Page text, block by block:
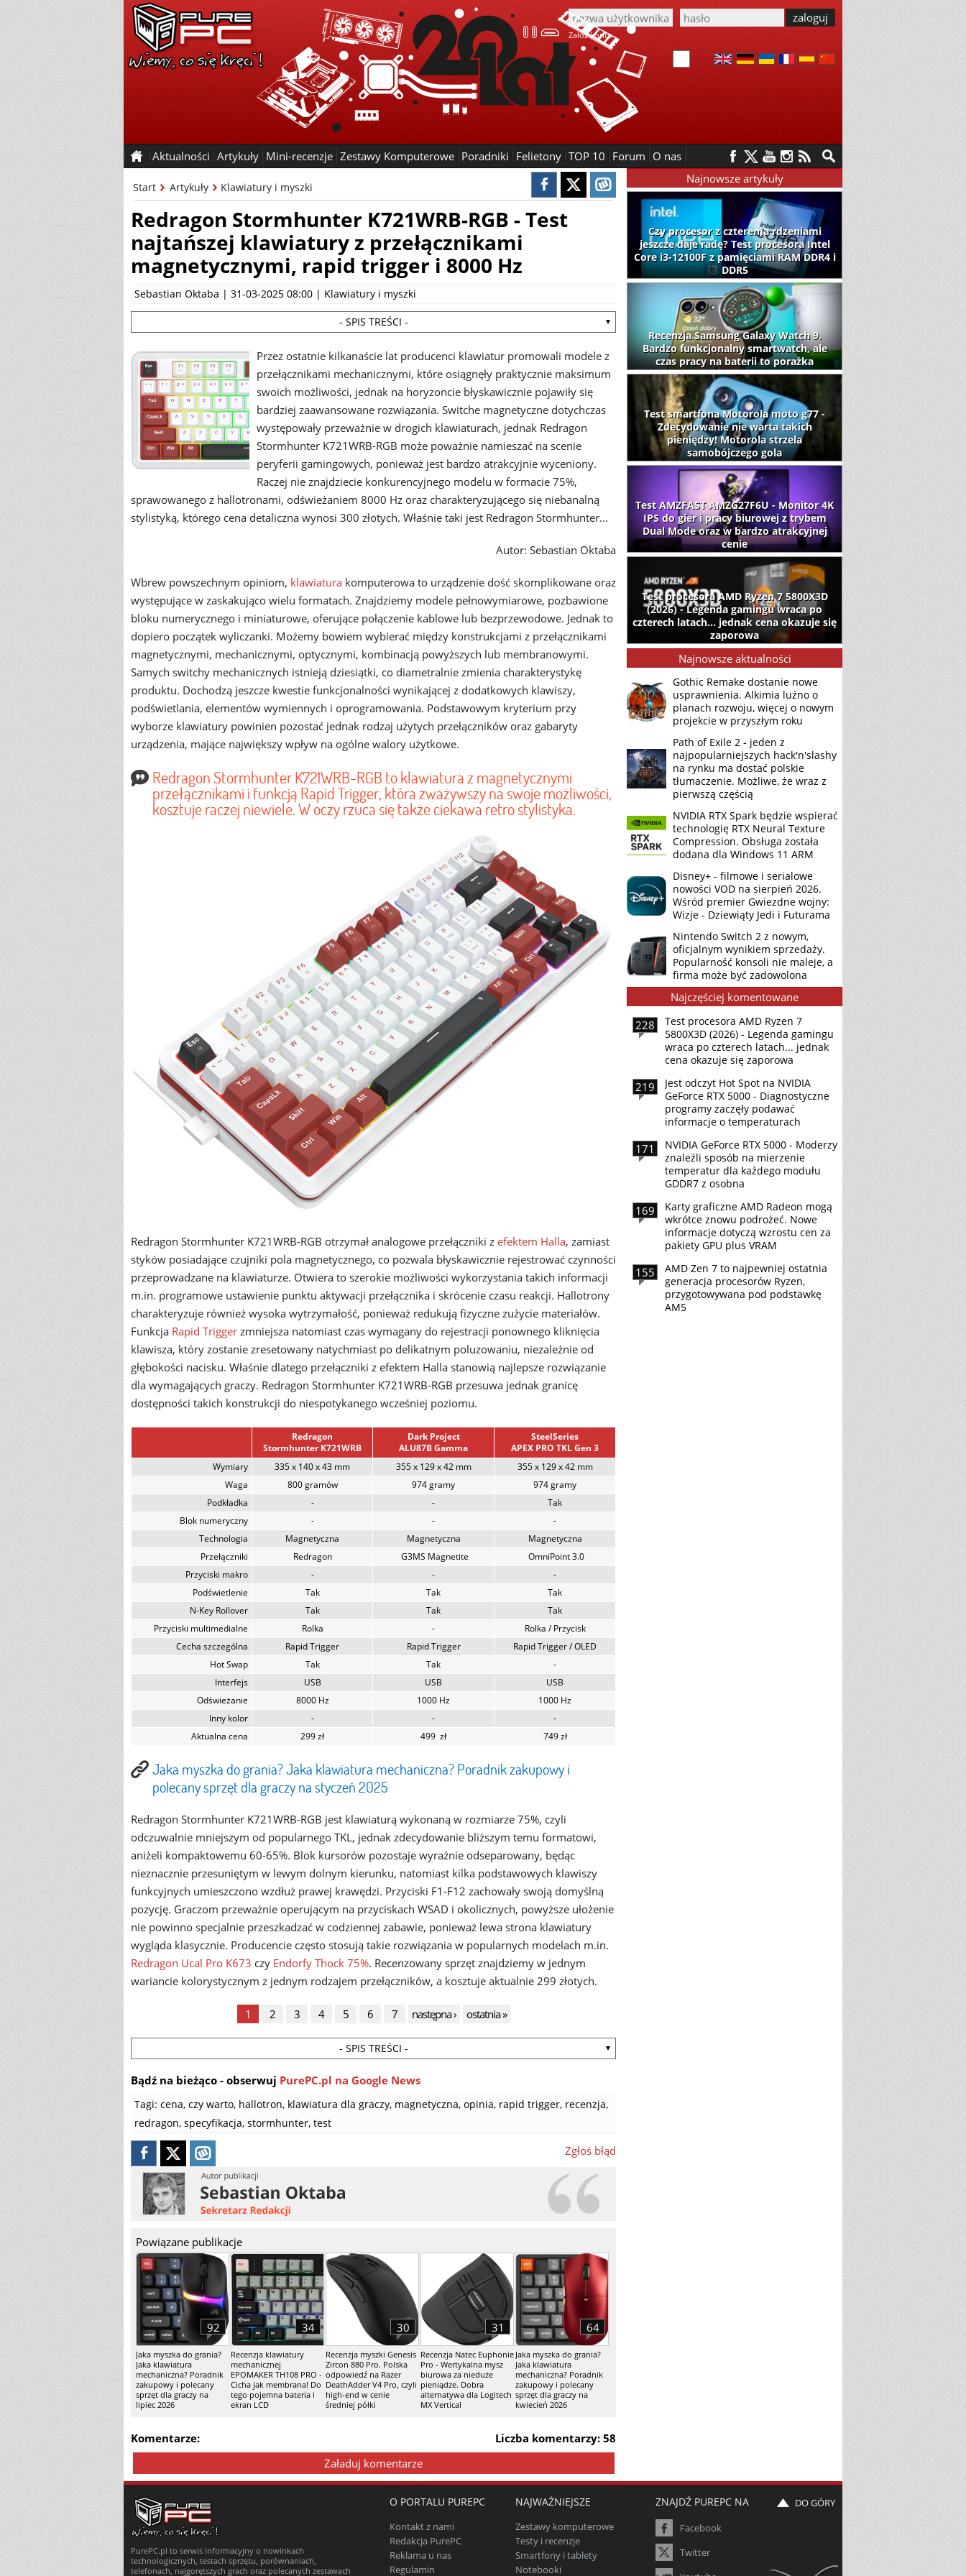
Załóż konto
Aktualności Artykuły Mini-recenzje Zestawy Komputerowe Poradniki Felietony TOP 10 Forum O nas
Start Artykuły Klawiatury i myszki
Redragon Stormhunter K721WRB-RGB - Test
najtańszej klawiatury z przełącznikami
magnetycznymi, rapid trigger i 8000 Hz
Sebastian Oktaba | 31-03-2025 08:00 | Klawiatury i myszki
- SPIS TREŚCI -
Przez ostatnie kilkanaście lat producenci klawiatur promowali modele z
przełącznikami mechanicznymi, które osiągnęły praktycznie maksimum
swoich możliwości, jednak na horyzoncie błyskawicznie pojawiły się
bardziej zaawansowane rozwiązania. Switche magnetyczne dotychczas
występowały przeważnie w drogich klawiaturach, jednak Redragon
Stormhunter K721WRB-RGB może poważnie namieszać na scenie
peryferii gamingowych, ponieważ jest bardzo atrakcyjnie wyceniony.
Raczej nie znajdziecie konkurencyjnego modelu w formacie 75%,
sprawowanego z hallotronami, odświeżaniem 8000 Hz oraz charakteryzującego się niebanalną
stylistyką, którego cena detaliczna wynosi 300 złotych. Właśnie taki jest Redragon Stormhunter...
Autor: Sebastian Oktaba
Wbrew powszechnym opiniom, klawiatura komputerowa to urządzenie dość skomplikowane oraz
występujące w zaskakująco wielu formatach. Znajdziemy modele pełnowymiarowe, pozbawione
bloku numerycznego i miniaturowe, oferujące połączenie kablowe lub bezprzewodowe. Jednak to
dopiero początek wyliczanki. Możemy bowiem wybierać między konstrukcjami z przełącznikami
magnetycznymi, mechanicznymi, optycznymi, kombinacją powyższych lub membranowymi.
Samych switchy mechanicznych istnieją dziesiątki, co diametralnie zmienia charakterystykę
produktu. Dochodzą jeszcze kwestie funkcjonalności wynikającej z dodatkowych klawiszy,
podświetlania, elementów wymiennych i oprogramowania. Podstawowym kryterium przy
wyborze klawiatury powinien pozostać jednak rodzaj użytych przełączników oraz gabaryty
urządzenia, mające największy wpływ na ogólne walory użytkowe.
Redragon Stormhunter K721WRB-RGB to klawiatura z magnetycznymi
przełącznikami i funkcją Rapid Trigger, która zważywszy na swoje możliwości,
kosztuje raczej niewiele. W oczy rzuca się także ciekawa retro stylistyka.
Redragon Stormhunter K721WRB-RGB otrzymał analogowe przełączniki z efektem Halla, zamiast
styków posiadające czujniki pola magnetycznego, co pozwala błyskawicznie rejestrować czynności
przeprowadzane na klawiaturze. Otwiera to szerokie możliwości wykorzystania takich informacji
m.in. programowe ustawienie punktu aktywacji przełącznika i skrócenie czasu reakcji. Hallotrony
charakteryzuje również wysoka wytrzymałość, ponieważ redukują fizyczne zużycie materiałów.
Funkcja Rapid Trigger zmniejsza natomiast czas wymagany do rejestracji ponownego kliknięcia
klawisza, który zostanie zresetowany natychmiast po delikatnym poluzowaniu, niezależnie od
głębokości nacisku. Właśnie dlatego przełączniki z efektem Halla stanowią najlepsze rozwiązanie
dla wymagających graczy. Redragon Stormhunter K721WRB-RGB przesuwa jednak granicę
dostępności takich konstrukcji do niespotykanego wcześniej poziomu.
Redragon
Stormhunter K721WRB
Dark Project
ALU87B Gamma
SteelSeries
APEX PRO TKL Gen 3
Wymiary
335 x 140 x 43 mm 355 x 129 x 42 mm
355 x 129 x 42 mm
Waga
800 gramów 974 gramy
974 gramy
Podkładka
- -
Tak
Blok numeryczny
- -
-
Technologia
Magnetyczna Magnetyczna
Magnetyczna
Przełączniki
Redragon G3MS Magnetite
OmniPoint 3.0
Przyciski makro
- -
-
Podświetlenie
Tak Tak
Tak
N-Key Rollover
Tak Tak
Tak
Przyciski multimedialne
Rolka -
Rolka / Przycisk
Cecha szczególna
Rapid Trigger Rapid Trigger
Rapid Trigger / OLED
Hot Swap
Tak Tak
-
Interfejs
USB USB
USB
Odświeżanie
8000 Hz 1000 Hz
1000 Hz
Inny kolor
- -
-
Aktualna cena
299 zł 499 zł 749 zł
Jaka myszka do grania? Jaka klawiatura mechaniczna? Poradnik zakupowy i
polecany sprzęt dla graczy na styczeń 2025
Redragon Stormhunter K721WRB-RGB jest klawiaturą wykonaną w rozmiarze 75%, czyli
odczuwalnie mniejszym od popularnego TKL, jednak zdecydowanie bliższym temu formatowi,
aniżeli kompaktowemu 60-65%. Blok kursorów pozostaje wyraźnie odseparowany, będąc
nieznacznie przesuniętym w lewym dolnym kierunku, natomiast kilka podstawowych klawiszy
funkcyjnych umieszczono wzdłuż prawej krawędzi. Przyciski F1-F12 zachowały swoją domyślną
pozycję. Graczom przeważnie operującym na przyciskach WSAD i okolicznych, powyższe ułożenie
nie powinno specjalnie przeszkadzać w codziennej zabawie, ponieważ lewa strona klawiatury
wygląda klasycznie. Producencie często stosują takie rozwiązania w popularnych modelach m.in.
Redragon Ucal Pro K673 czy Endorfy Thock 75%. Recenzowany sprzęt znajdziemy w jednym
wariancie kolorystycznym z jednym rodzajem przełączników, a kosztuje aktualnie 299 złotych.
1 2 3 4 5 6 7 następna › ostatnia »
- SPIS TREŚCI -
Bądź na bieżąco - obserwuj PurePC.pl na Google News
Tagi: cena, czy warto, hallotron, klawiatura dla graczy, magnetyczna, opinia, rapid trigger, recenzja,
redragon, specyfikacja, stormhunter, test
Zgłoś błąd
Powiązane publikacje
Jaka myszka do grania?
Jaka klawiatura
mechaniczna? Poradnik
zakupowy i polecany
sprzęt dla graczy na
lipiec 2026
92
Recenzja klawiatury
mechanicznej
EPOMAKER TH108 PRO -
Cicha jak membrana! Do
tego pojemna bateria i
ekran LCD
34
Recenzja myszki Genesis
Zircon 880 Pro. Polska
odpowiedź na Razer
DeathAdder V4 Pro, czyli
high-end w cenie
średniej półki
30
Recenzja Natec Euphonie
Pro - Wertykalna mysz
biurowa za nieduże
pieniądze. Dobra
alternatywa dla Logitech
MX Vertical
31
Jaka myszka do grania?
Jaka klawiatura
mechaniczna? Poradnik
zakupowy i polecany
sprzęt dla graczy na
kwiecień 2026
64
Liczba komentarzy: 58
Komentarze:
Załaduj komentarze
Najnowsze artykuły
Czy procesor z czterema rdzeniami
jeszcze daje radę? Test procesora Intel
Core i3-12100F z pamięciami RAM DDR4 i
DDR5
Recenzja Samsung Galaxy Watch 9.
Bardzo funkcjonalny smartwatch, ale
czas pracy na baterii to porażka
Test smartfona Motorola moto g77 -
Zdecydowanie nie warta takich
pieniędzy! Motorola strzela
samobójczego gola
Test AMZFAST AMZG27F6U - Monitor 4K
IPS do gier i pracy biurowej z trybem
Dual Mode oraz w bardzo atrakcyjnej
cenie
Test procesora AMD Ryzen 7 5800X3D
(2026) - Legenda gamingu wraca po
czterech latach... jednak cena okazuje się
zaporowa
Najnowsze aktualności
Gothic Remake dostanie nowe
usprawnienia. Alkimia luźno o
planach rozwoju, więcej o nowym
projekcie w przyszłym roku
Path of Exile 2 - jeden z
najpopularniejszych hack'n'slashy
na rynku ma dostać polskie
tłumaczenie. Możliwe, że wraz z
pierwszą częścią
NVIDIA RTX Spark będzie wspierać
technologię RTX Neural Texture
Compression. Obsługa została
dodana dla Windows 11 ARM
Disney+ - filmowe i serialowe
nowości VOD na sierpień 2026.
Wśród premier Gwiezdne wojny:
Wizje - Dziewiąty Jedi i Futurama
Nintendo Switch 2 z nowym,
oficjalnym wynikiem sprzedaży.
Popularność konsoli nie maleje, a
firma może być zadowolona
Najczęściej komentowane
228
Test procesora AMD Ryzen 7
5800X3D (2026) - Legenda gamingu
wraca po czterech latach... jednak
cena okazuje się zaporowa
219
Jest odczyt Hot Spot na NVIDIA
GeForce RTX 5000 - Diagnostyczne
programy zaczęły podawać
informacje o temperaturach
171
NVIDIA GeForce RTX 5000 - Moderzy
znaleźli sposób na mierzenie
temperatur dla każdego modułu
GDDR7 z osobna
169
Karty graficzne AMD Radeon mogą
wkrótce znowu podrożeć. Nowe
informacje dotyczą wzrostu cen za
pakiety GPU plus VRAM
155
AMD Zen 7 to najpewniej ostatnia
generacja procesorów Ryzen,
przygotowywana pod podstawkę
AM5
PurePC.pl to serwis informacyjny o nowinkach
technologicznych, testach sprzętu, porównaniach,
telefonach, najgorętszych grach oraz polecanych zestawach
O PORTALU PUREPC
Kontakt z nami
Redakcja PurePC
Reklama u nas
Regulamin
NAJWAŻNIEJSZE
Zestawy komputerowe
Testy i recenzje
Smartfony i tablety
Notebooki
ZNAJDŹ PUREPC NA
Facebook
Twitter
DO GÓRY